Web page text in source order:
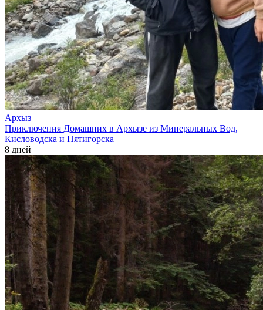
Архыз
Приключения Домашних в Архызе из Минеральных Вод,
Кисловодска и Пятигорска
8 дней